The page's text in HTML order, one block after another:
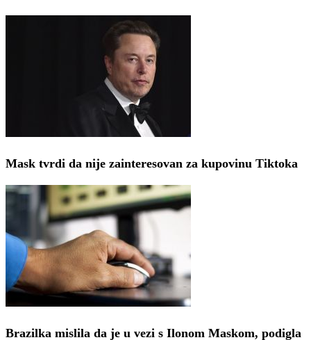
Mask tvrdi da nije zainteresovan za kupovinu Tiktoka
Brazilka mislila da je u vezi s Ilonom Maskom, podigla